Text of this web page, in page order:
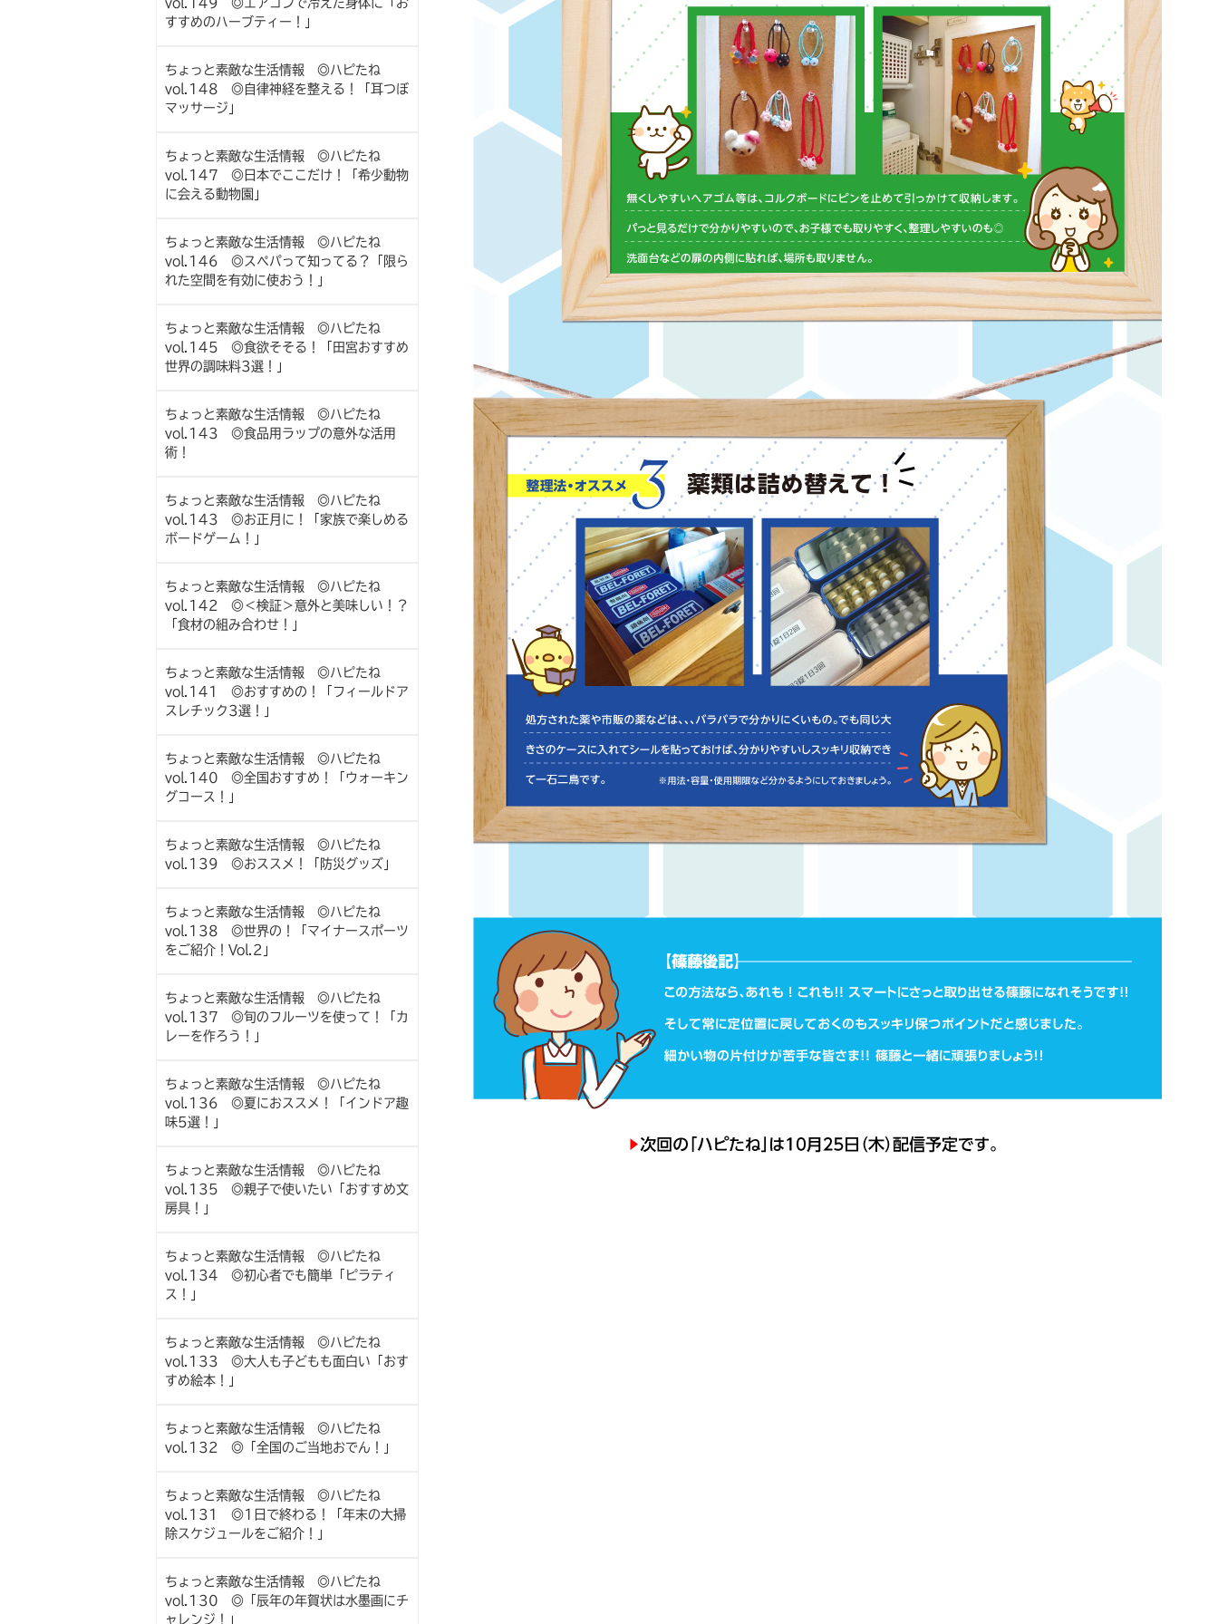
vol.149 ◎エアコンで冷えた身体に「お
すすめのハーブティー！」
ちょっと素敵な生活情報 ◎ハピたね
vol.148 ◎自律神経を整える！「耳つぼ
マッサージ」
ちょっと素敵な生活情報 ◎ハピたね
vol.147 ◎日本でここだけ！「希少動物
に会える動物園」
ちょっと素敵な生活情報 ◎ハピたね
vol.146 ◎スペパって知ってる？「限ら
れた空間を有効に使おう！」
ちょっと素敵な生活情報 ◎ハピたね
vol.145 ◎食欲そそる！「田宮おすすめ
世界の調味料3選！」
ちょっと素敵な生活情報 ◎ハピたね
vol.143 ◎食品用ラップの意外な活用
術！
ちょっと素敵な生活情報 ◎ハピたね
vol.143 ◎お正月に！「家族で楽しめる
ボードゲーム！」
ちょっと素敵な生活情報 ◎ハピたね
vol.142 ◎＜検証＞意外と美味しい！？
「食材の組み合わせ！」
ちょっと素敵な生活情報 ◎ハピたね
vol.141 ◎おすすめの！「フィールドア
スレチック3選！」
ちょっと素敵な生活情報 ◎ハピたね
vol.140 ◎全国おすすめ！「ウォーキン
グコース！」
ちょっと素敵な生活情報 ◎ハピたね
vol.139 ◎おススメ！「防災グッズ」
ちょっと素敵な生活情報 ◎ハピたね
vol.138 ◎世界の！「マイナースポーツ
をご紹介！Vol.2」
ちょっと素敵な生活情報 ◎ハピたね
vol.137 ◎旬のフルーツを使って！「カ
レーを作ろう！」
ちょっと素敵な生活情報 ◎ハピたね
vol.136 ◎夏におススメ！「インドア趣
味5選！」
ちょっと素敵な生活情報 ◎ハピたね
vol.135 ◎親子で使いたい「おすすめ文
房具！」
ちょっと素敵な生活情報 ◎ハピたね
vol.134 ◎初心者でも簡単「ピラティ
ス！」
ちょっと素敵な生活情報 ◎ハピたね
vol.133 ◎大人も子どもも面白い「おす
すめ絵本！」
ちょっと素敵な生活情報 ◎ハピたね
vol.132 ◎「全国のご当地おでん！」
ちょっと素敵な生活情報 ◎ハピたね
vol.131 ◎1日で終わる！「年末の大掃
除スケジュールをご紹介！」
ちょっと素敵な生活情報 ◎ハピたね
vol.130 ◎「辰年の年賀状は水墨画にチ
ャレンジ！」